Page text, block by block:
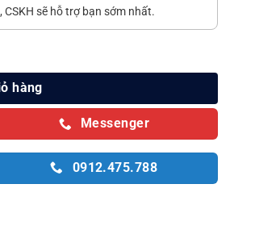
CSKH sẽ hỗ trợ bạn sớm nhất.
hàng
Messenger
0912.475.788